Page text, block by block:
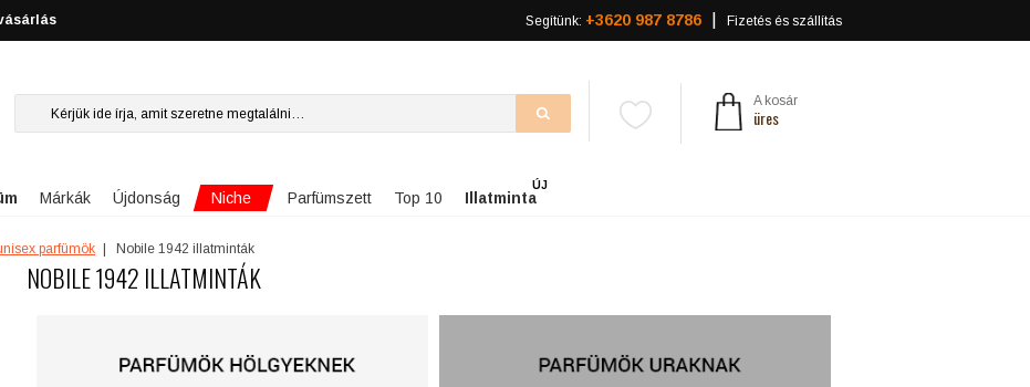
Segítünk: +3620 987 8786 Fizetés és szállítás
A kosár
üres
Márkák Újdonság Niche Parfümszett Top 10 Illatminta
ÚJ
parfümök Nobile 1942 illatminták
NOBILE 1942 ILLATMINTÁK